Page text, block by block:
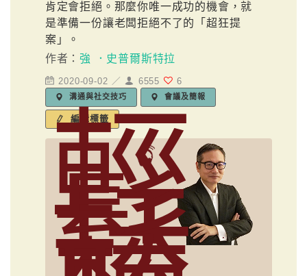
肯定會拒絕。那麼你唯一成功的機會，就
是準備一份讓老闆拒絕不了的「超狂提
案」。
作者：強 ．史普爾斯特拉
2020-09-02 ／ 6555 6
溝通與社交技巧 會議及簡報
編輯標籤
輕
鬆